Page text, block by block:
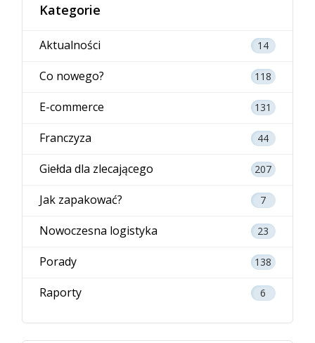
Kategorie
Aktualności 14
Co nowego? 118
E-commerce 131
Franczyza 44
Giełda dla zlecającego 207
Jak zapakować? 7
Nowoczesna logistyka 23
Porady 138
Raporty 6